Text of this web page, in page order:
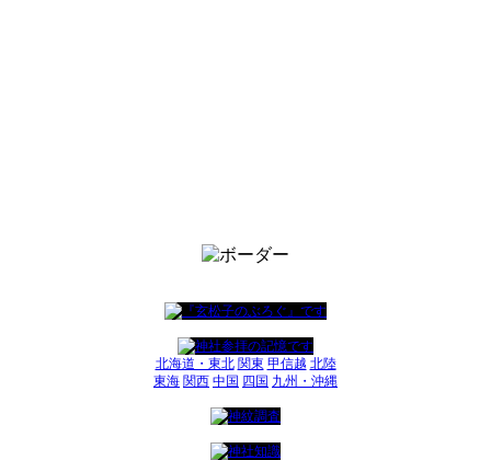
北海道・東北 関東 甲信越 北陸
東海 関西 中国 四国 九州・沖縄